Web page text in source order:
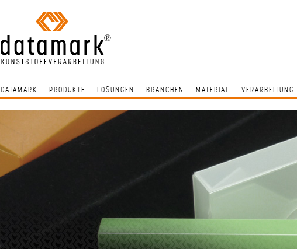
DATAMARK PRODUKTE LÖSUNGEN BRANCHEN MATERIAL VERARBEITUNG